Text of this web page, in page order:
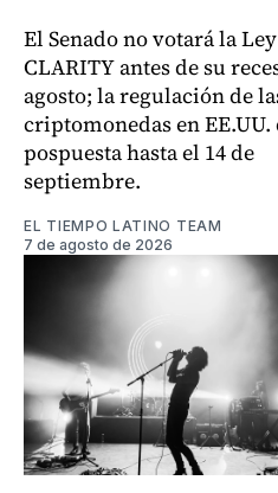
El Senado no votará la Ley
CLARITY antes de su
agosto; la regulación de
criptomonedas en EE.UU.
pospuesta hasta el 14 de
septiembre.
EL TIEMPO LATINO TEAM
7 de agosto de 2026